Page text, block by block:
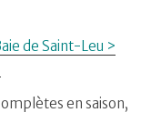
de Saint-Leu >
en saison,